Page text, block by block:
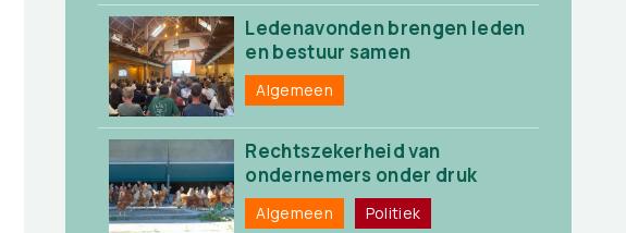
Ledenavonden brengen leden
en bestuur samen
Algemeen
Rechtszekerheid van
ondernemers onder druk
Algemeen Politiek